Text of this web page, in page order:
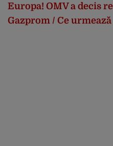
Europa! OMV a decis
Gazprom / Ce urmează